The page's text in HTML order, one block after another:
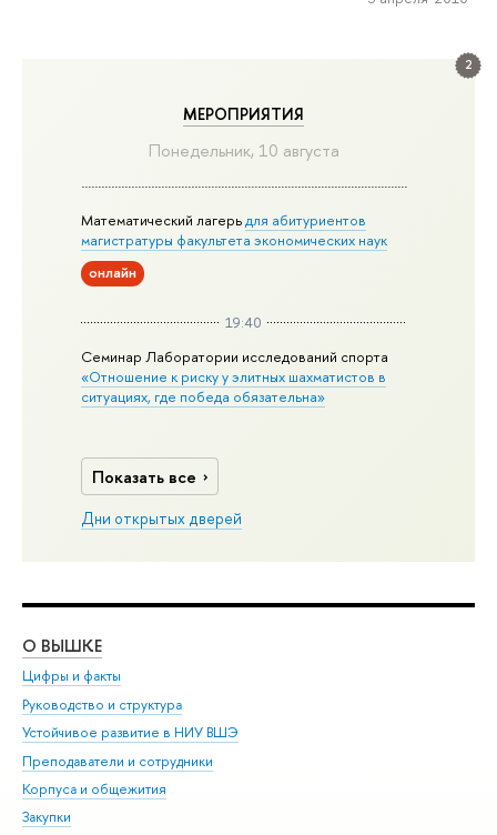
2
МЕРОПРИЯТИЯ
Понедельник, 10 августа
Математический лагерьдля абитуриентов
магистратуры факультета экономических наук
онлайн
19:40
Семинар Лаборатории исследований спорта
«Отношение к риску у элитных шахматистов в
ситуациях, где победа обязательна»
Показать все
Дни открытых дверей
О ВЫШКЕ
Цифры и факты
Руководство и структура
Устойчивое развитие в НИУ ВШЭ
Преподаватели и сотрудники
Корпуса и общежития
Закупки